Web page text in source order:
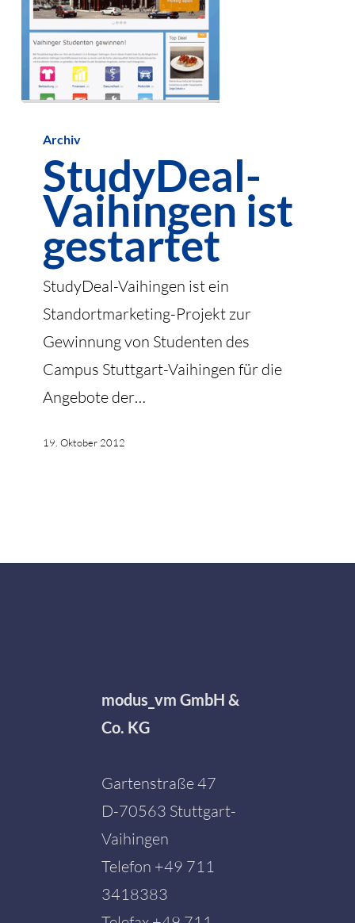
Vaihingen
gestartet
Archiv
StudyDeal-
Vaihingen ist
gestartet
StudyDeal-Vaihingen ist ein
Standortmarketing-Projekt zur
Gewinnung von Studenten des
Campus Stuttgart-Vaihingen für die
Angebote der…
19. Oktober 2012
modus_vm GmbH &
Co. KG
Gartenstraße 47
D-70563 Stuttgart-
Vaihingen
Telefon +49 711
3418383